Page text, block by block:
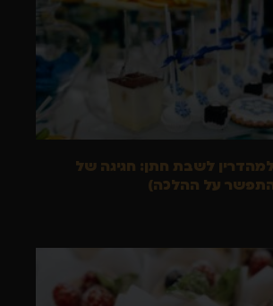
למהדרין לשבת חתן: חגיגה של
על ההלכה)